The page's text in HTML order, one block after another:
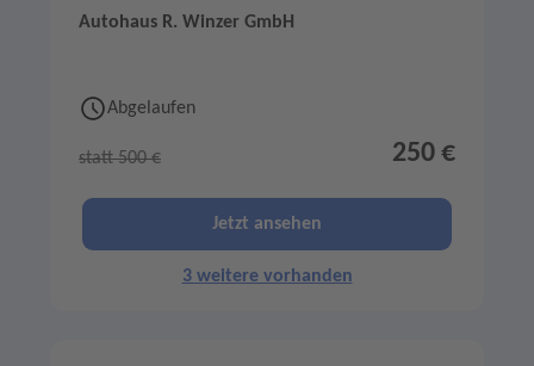
Autohaus R. Winzer GmbH
Abgelaufen
statt 500 € 250 €
Jetzt ansehen
3 weitere vorhanden